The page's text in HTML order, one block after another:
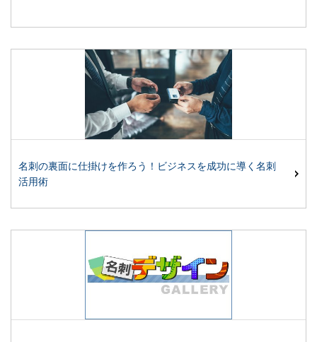
名刺の裏面に仕掛けを作ろう！ビジネスを成功に導く名刺
活用術